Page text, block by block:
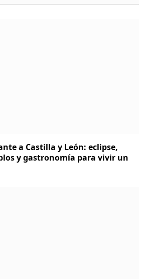
a Castilla y León: eclipse,
y gastronomía para vivir un